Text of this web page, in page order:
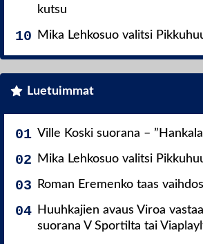
kutsu
Mika Lehkosuo valitsi
Luetuimmat
Ville Koski suorana –
Mika Lehkosuo valitsi
Roman Eremenko taas
Huuhkajien avaus Viroa
suorana V Sportilta tai